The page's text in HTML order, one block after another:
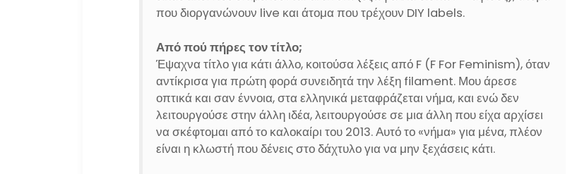
που διοργανώνουν live και άτομα που τρέχουν DIY labels.
Από πού πήρες τον τίτλο;
Έψαχνα τίτλο για κάτι άλλο, κοιτούσα λέξεις από F (F For Feminism), όταν
αντίκρισα για πρώτη φορά συνειδητά την λέξη filament. Μου άρεσε
οπτικά και σαν έννοια, στα ελληνικά μεταφράζεται νήμα, και ενώ δεν
λειτουργούσε στην άλλη ιδέα, λειτουργούσε σε μια άλλη που είχα αρχίσει
να σκέφτομαι από το καλοκαίρι του 2013. Αυτό το «νήμα» για μένα, πλέον
είναι η κλωστή που δένεις στο δάχτυλο για να μην ξεχάσεις κάτι.